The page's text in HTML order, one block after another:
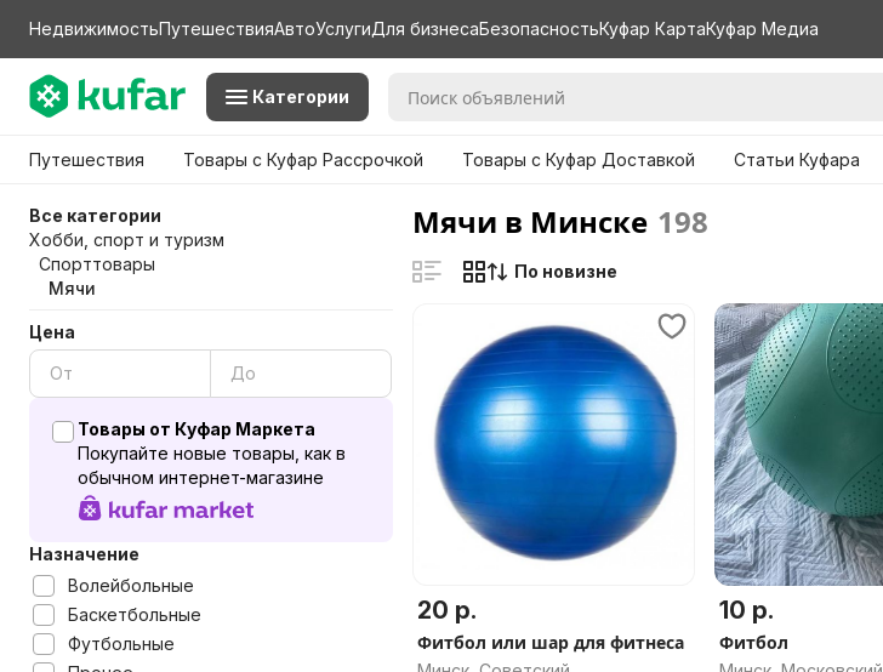
НедвижимостьПутешествияАвтоУслугиДля бизнесаБезопасностьКуфар КартаКуфар Медиа
Категории
Путешествия Товары с Куфар Рассрочкой Товары с Куфар Доставкой Статьи Куфара
Все категории
Хобби, спорт и туризм
Спорттовары
Мячи
Цена
Товары от Куфар Маркета
Покупайте новые товары, как в
обычном интернет-магазине
Назначение
Волейбольные
Баскетбольные
Футбольные
Мячи в Минске 198
По новизне
20 р.
Фитбол или шар для фитнеса
10 р.
Фитбол